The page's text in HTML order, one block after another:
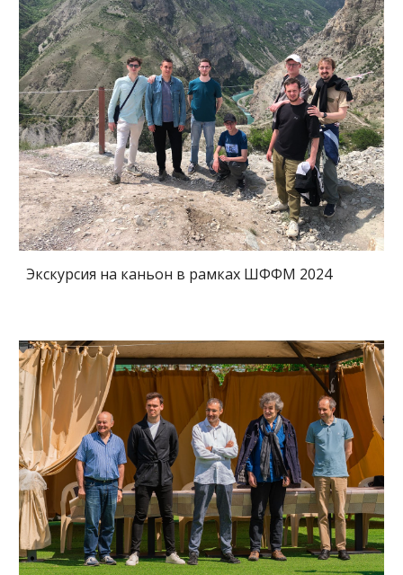
Экскурсия на каньон в рамках ШФФМ 2024